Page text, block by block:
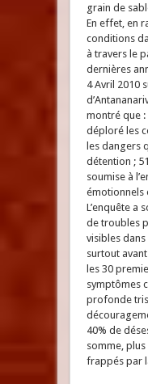
grain de
En effet, en
conditions
à travers le
dernières
4 Avril 2010
montré que :
déploré les
les dangers
détention ;
soumise à
émotionnels
L’enquête a
de troubles
visibles
surtout
les 30
symptômes
profonde
40% de
somme,
frappés par